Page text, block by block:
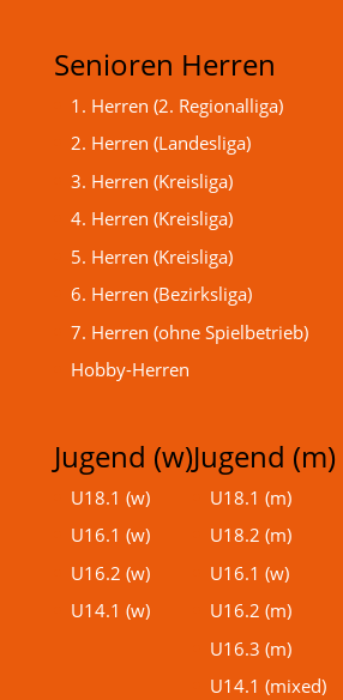
Senioren Herren
1. Herren (2. Regionalliga)
2. Herren (Landesliga)
3. Herren (Kreisliga)
4. Herren (Kreisliga)
5. Herren (Kreisliga)
6. Herren (Bezirksliga)
7. Herren (ohne Spielbetrieb)
Hobby-Herren
Jugend (w)
U18.1 (w)
U16.1 (w)
U16.2 (w)
U14.1 (w)
Jugend (m)
U18.1 (m)
U18.2 (m)
U16.1 (w)
U16.2 (m)
U16.3 (m)
U14.1 (mixed)